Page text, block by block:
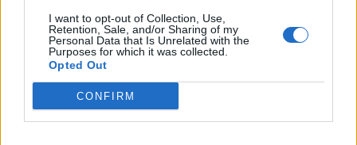
I want to opt-out of Collection, Use,
Retention, Sale, and/or Sharing of my
Personal Data that Is Unrelated with the
Purposes for which it was collected.
Opted Out
CONFIRM
Merana (3)
Mirabello Monferrato (24)
Molare (12)
Molino dei Torti (6)